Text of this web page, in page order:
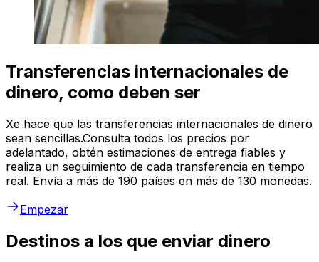
Transferencias internacionales de
dinero, como deben ser
Xe hace que las transferencias internacionales de dinero
sean sencillas.Consulta todos los precios por
adelantado, obtén estimaciones de entrega fiables y
realiza un seguimiento de cada transferencia en tiempo
real. Envía a más de 190 países en más de 130 monedas.
Empezar
Destinos a los que enviar dinero